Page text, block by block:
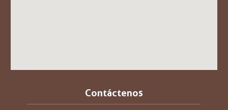
Contáctenos